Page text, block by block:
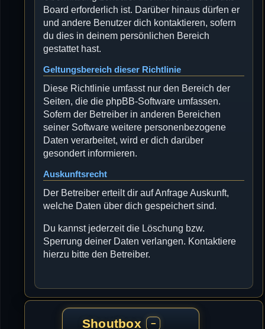
Board erforderlich ist. Darüber hinaus dürfen er
und andere Benutzer dich kontaktieren, sofern
du dies in deinem persönlichen Bereich
gestattet hast.
Geltungsbereich dieser Richtlinie
Diese Richtlinie umfasst nur den Bereich der
Seiten, die die phpBB-Software umfassen.
Sofern der Betreiber in anderen Bereichen
seiner Software weitere personenbezogene
Daten verarbeitet, wird er dich darüber
gesondert informieren.
Auskunftsrecht
Der Betreiber erteilt dir auf Anfrage Auskunft,
welche Daten über dich gespeichert sind.
Du kannst jederzeit die Löschung bzw.
Sperrung deiner Daten verlangen. Kontaktiere
hierzu bitte den Betreiber.
Shoutbox −